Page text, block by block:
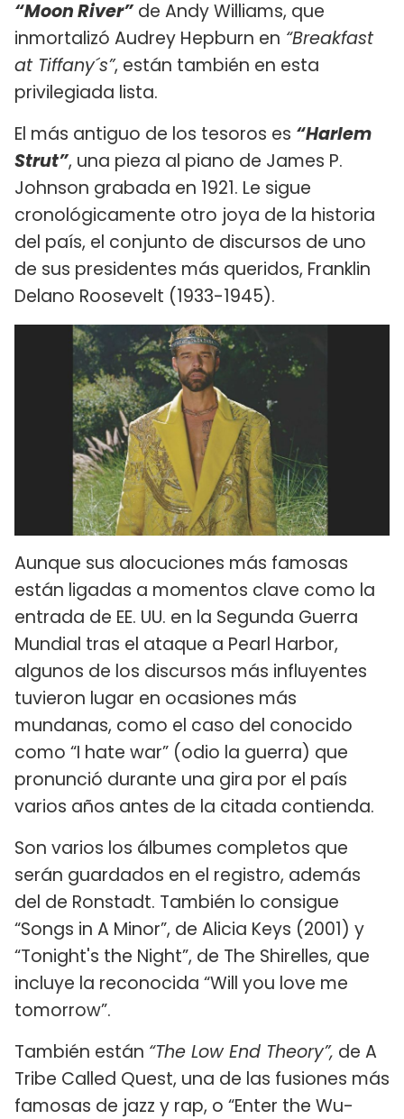
“Moon River” de Andy Williams, que
inmortalizó Audrey Hepburn en “Breakfast
at Tiffany´s”, están también en esta
privilegiada lista.
El más antiguo de los tesoros es “Harlem
Strut”, una pieza al piano de James P.
Johnson grabada en 1921. Le sigue
cronológicamente otro joya de la historia
del país, el conjunto de discursos de uno
de sus presidentes más queridos, Franklin
Delano Roosevelt (1933-1945).
Aunque sus alocuciones más famosas
están ligadas a momentos clave como la
entrada de EE. UU. en la Segunda Guerra
Mundial tras el ataque a Pearl Harbor,
algunos de los discursos más influyentes
tuvieron lugar en ocasiones más
mundanas, como el caso del conocido
como “I hate war” (odio la guerra) que
pronunció durante una gira por el país
varios años antes de la citada contienda.
Son varios los álbumes completos que
serán guardados en el registro, además
del de Ronstadt. También lo consigue
“Songs in A Minor”, de Alicia Keys (2001) y
“Tonight's the Night”, de The Shirelles, que
incluye la reconocida “Will you love me
tomorrow”.
También están “The Low End Theory”, de A
Tribe Called Quest, una de las fusiones más
famosas de jazz y rap, o “Enter the Wu-